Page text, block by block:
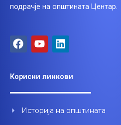
подрачје на општината Центар.
F
a
b
o
k
Y
o
u
b
L
i
e
d
n
Корисни линкови
Историја на општината